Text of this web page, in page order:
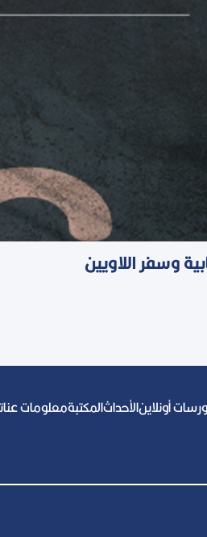
وسفر اللاويين
أونلايناﻷحداثالمكتبةمعلومات عنا